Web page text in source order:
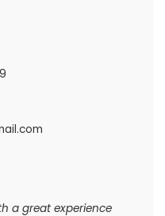
a great experience